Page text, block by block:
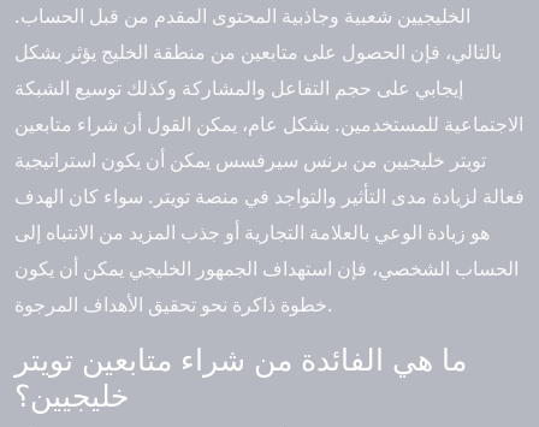
الخليجيين شعبية وجاذبية المحتوى المقدم من قبل الحساب.
بالتالي، فإن الحصول على متابعين من منطقة الخليج يؤثر بشكل
إيجابي على حجم التفاعل والمشاركة وكذلك توسيع الشبكة
الاجتماعية للمستخدمين. بشكل عام، يمكن القول أن شراء متابعين
تويتر خليجيين من برنس سيرفسس يمكن أن يكون استراتيجية
فعالة لزيادة مدى التأثير والتواجد في منصة تويتر. سواء كان الهدف
هو زيادة الوعي بالعلامة التجارية أو جذب المزيد من الانتباه إلى
الحساب الشخصي، فإن استهداف الجمهور الخليجي يمكن أن يكون
خطوة ذاكرة نحو تحقيق الأهداف المرجوة.
ما هي الفائدة من شراء متابعين تويتر
خليجيين؟